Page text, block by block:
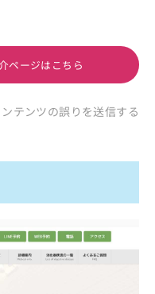
ページはこちら
ンテンツの誤りを送信する